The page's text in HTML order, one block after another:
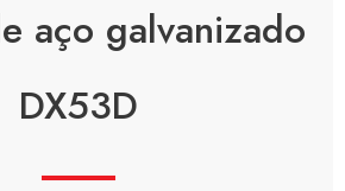
aço galvanizado
DX53D